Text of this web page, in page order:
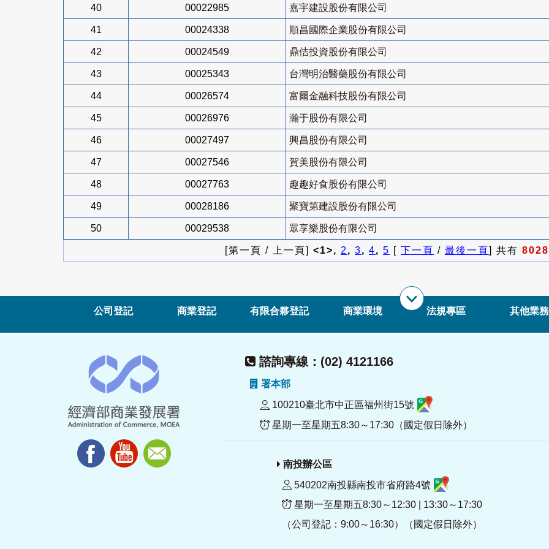
40 00022985 嘉宇建設股份有限公司
41 00024338 順昌國際企業股份有限公司
42 00024549 鼎佶投資股份有限公司
43 00025343 台灣明治醫藥股份有限公司
44 00026574 富爾金融科技股份有限公司
45 00026976 瀚于股份有限公司
46 00027497 興昌股份有限公司
47 00027546 賀美股份有限公司
48 00027763 趣趣好食股份有限公司
49 00028186 聚寶第建設股份有限公司
50 00029538 眾享樂股份有限公司
[第一頁 / 上一頁] <1>, 2, 3, 4, 5 [ 下一頁 / 最後一頁] 共有 8028
公司登記 商業登記 有限合夥登記 商業環境 法規專區 其他業務
諮詢專線：(02) 4121166
署本部
100210臺北市中正區福州街15號
星期一至星期五8:30～17:30（國定假日除外）
南投辦公區
540202南投縣南投市省府路4號
星期一至星期五8:30～12:30 | 13:30～17:30
（公司登記：9:00～16:30）（國定假日除外）